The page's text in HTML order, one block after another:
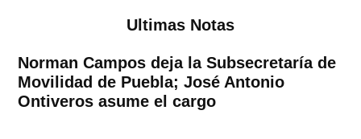
Ultimas Notas
Norman Campos deja la Subsecretaría de
Movilidad de Puebla; José Antonio
Ontiveros asume el cargo